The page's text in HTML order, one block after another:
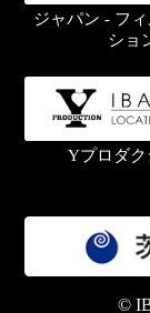
ジャパン - フ
ショ
Yプロダク
©